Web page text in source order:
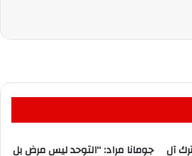
آل جومانا مراد: “التوحد ليس مرض بل